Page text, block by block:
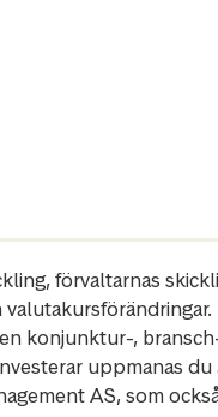
förvaltarnas
konjunktur-,
uppmanas du
AS, som